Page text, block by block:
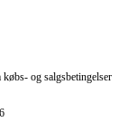
og salgsbetingelser